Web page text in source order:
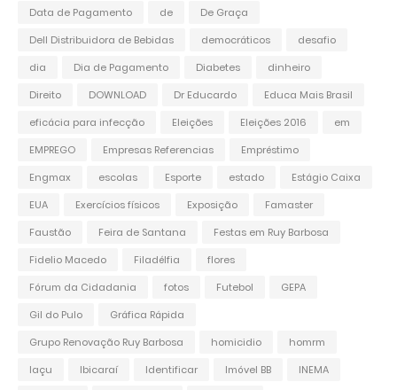
Data de Pagamento
de
De Graça
Dell Distribuidora de Bebidas
democráticos
desafio
dia
Dia de Pagamento Diabetes
dinheiro
Direito
DOWNLOAD Dr Educardo
Educa Mais Brasil
eficácia para infecção
Eleições Eleições 2016
em
EMPREGO
Empresas Referencias
Empréstimo
Engmax
escolas Esporte estado
Estágio Caixa
EUA
Exercícios físicos Exposição
Famaster
Faustão
Feira de Santana
Festas em Ruy Barbosa
Fidelio Macedo
Filadélfia
flores
Fórum da Cidadania
fotos Futebol
GEPA
Gil do Pulo
Gráfica Rápida
Grupo Renovação Ruy Barbosa
homicidio
homrm
Iaçu
Ibicaraí Identificar Imóvel BB
INEMA